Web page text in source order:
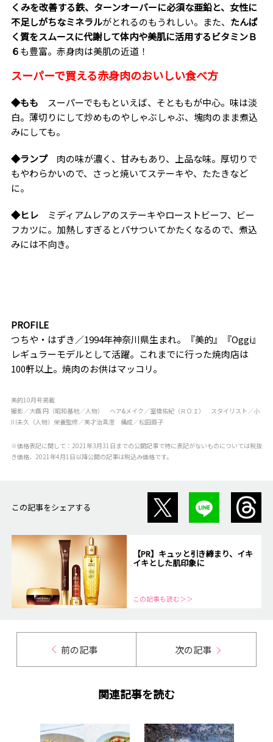
くみを改善する鉄、ターンオーバーに必須な亜鉛と、女性に
不足しがちなミネラルがとれるのもうれしい。また、 たんぱ
く質をスムースに代謝して体内や美肌に活用するビタミンＢ
６も豊富。赤身肉は美肌の近道！
スーパーで買える赤身肉のおいしい食べ方
◆もも スーパーでももといえば、そとももが中心。味は淡
白。薄切りにして炒めものやしゃぶしゃぶ、塊肉のまま煮込
みにしても。
◆ランプ肉の味が濃く、甘みもあり、上品な味。厚切りで
もやわらかいので、さっと焼いてステーキや、たたきなど
に。
◆ヒレミディアムレアのステーキやローストビーフ、ビー
フカツに。加熱しすぎるとパサついてかたくなるので、煮込
みには不向き。
PROFILE
つちや・はずき／1994年神奈川県生まれ。『美的』『Oggi』
レギュラーモデルとして活躍。これまでに行った焼肉店は
100軒以上。焼肉のお供はマッコリ。
美的10月号掲載
撮影／大靏 円（昭和基地／人物） ヘア&メイク／室橋佑紀（ＲＯＩ） スタイリスト／小
川未久（人物）栄養監修／美才治真澄 構成／松田亜子
※価格表記に関して：2021年3月31日までの公開記事で特に表記がないものについては税抜
き価格、2021年4月1日以降公開の記事は税込み価格です。
この記事をシェアする
【PR】キュッと引き締まり、イキ
イキとした肌印象に
この記事も読む＞＞
前の記事 次の記事
関連記事を読む